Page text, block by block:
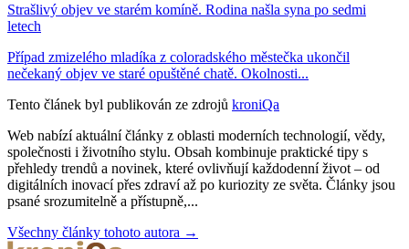
Strašlivý objev ve starém komíně. Rodina našla syna po sedmi
letech
Případ zmizelého mladíka z coloradského městečka ukončil
nečekaný objev ve staré opuštěné chatě. Okolnosti...
Tento článek byl publikován ze zdrojů kroniQa
Web nabízí aktuální články z oblasti moderních technologií, vědy,
společnosti i životního stylu. Obsah kombinuje praktické tipy s
přehledy trendů a novinek, které ovlivňují každodenní život – od
digitálních inovací přes zdraví až po kuriozity ze světa. Články jsou
psané srozumitelně a přístupně,...
Všechny články tohoto autora →